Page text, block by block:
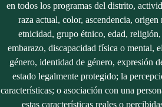
en todos los programas del distrito,
raza actual, color, ascendencia,
etnicidad, grupo étnico, edad,
embarazo, discapacidad física o mental,
género, identidad de género, expresión
estado legalmente protegido; la
características; o asociación con una
estas características reales o